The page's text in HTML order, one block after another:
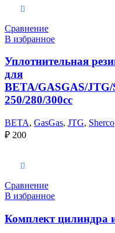
Сравнение
В избранное
Уплотнительная
для
BETA/GASGAS/
250/280/300cc
BETA, GasGas, JTG, Sherco
₽ 200
Сравнение
В избранное
Комплект цилиндра